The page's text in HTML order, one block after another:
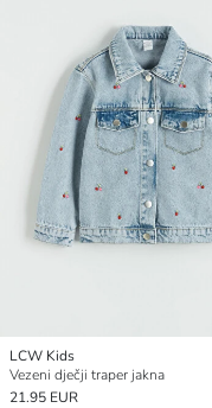
LCW Kids
Vezeni dječji traper jakna
21.95 EUR